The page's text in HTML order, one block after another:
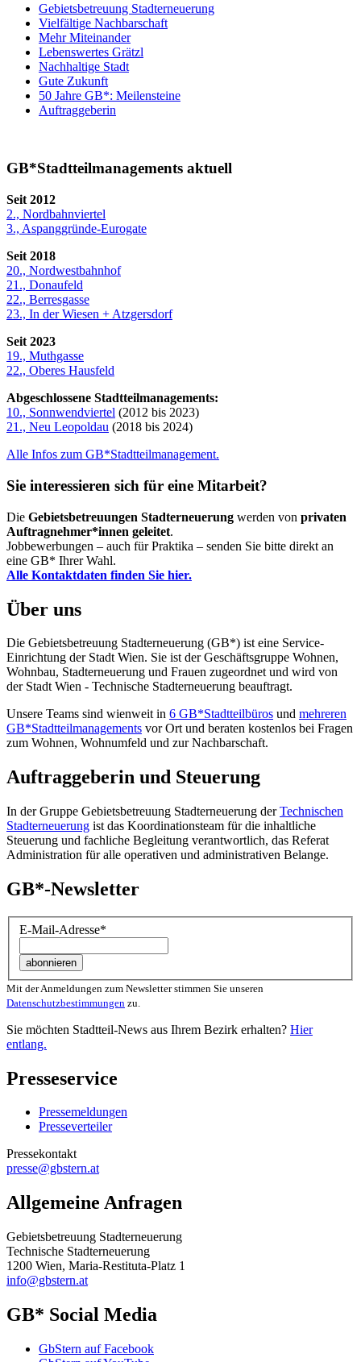
Gebietsbetreuung Stadterneuerung
Vielfältige Nachbarschaft
Mehr Miteinander
Lebenswertes Grätzl
Nachhaltige Stadt
Gute Zukunft
50 Jahre GB*: Meilensteine
Auftraggeberin
GB*Stadtteilmanagements aktuell
Seit 2012
2., Nordbahnviertel
3., Aspanggründe-Eurogate
Seit 2018
20., Nordwestbahnhof
21., Donaufeld
22., Berresgasse
23., In der Wiesen + Atzgersdorf
Seit 2023
19., Muthgasse
22., Oberes Hausfeld
Abgeschlossene Stadtteilmanagements:
10., Sonnwendviertel (2012 bis 2023)
21., Neu Leopoldau (2018 bis 2024)
Alle Infos zum GB*Stadtteilmanagement.
Sie interessieren sich für eine Mitarbeit?
Die Gebietsbetreuungen Stadterneuerung werden von privaten
Auftragnehmer*innen geleitet.
Jobbewerbungen – auch für Praktika – senden Sie bitte direkt an
eine GB* Ihrer Wahl.
Alle Kontaktdaten finden Sie hier.
Über uns
Die Gebietsbetreuung Stadterneuerung (GB*) ist eine Service-
Einrichtung der Stadt Wien. Sie ist der Geschäfts­gruppe Wohnen,
Wohnbau, Stadt­erneuerung und Frauen zugeordnet und wird von
der Stadt Wien - Technische Stadterneuerung beauftragt.
Unsere Teams sind wienweit in 6 GB*Stadtteilbüros und mehreren
GB*Stadtteilmanagements vor Ort und beraten kostenlos bei Fragen
zum Wohnen, Wohnumfeld und zur Nachbarschaft.
Auftraggeberin und Steuerung
In der Gruppe Gebietsbetreuung Stadterneuerung derTechnischen
Stadterneuerung ist das Koordinationsteam für die inhaltliche
Steuerung und fachliche Begleitung verantwortlich, das Referat
Administration für alle operativen und administrativen Belange.
GB*-Newsletter
E-Mail-Adresse*
Mit der Anmeldungen zum Newsletter stimmen Sie unseren
Datenschutzbestimmungen zu.
Sie möchten Stadtteil-News aus Ihrem Bezirk erhalten? Hier
entlang.
Presseservice
Pressemeldungen
Presseverteiler
Pressekontakt
presse@gbstern.at
Allgemeine Anfragen
Gebietsbetreuung Stadterneuerung
Technische Stadterneuerung
1200 Wien, Maria-Restituta-Platz 1
info@gbstern.at
GB* Social Media
GbStern auf Facebook